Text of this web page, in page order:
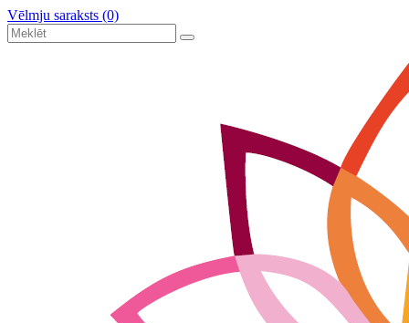
Vēlmju saraksts (0)